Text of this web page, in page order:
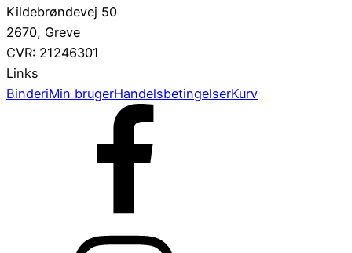
Kildebrøndevej 50
2670, Greve
CVR: 21246301
Links
BinderiMin brugerHandelsbetingelserKurv